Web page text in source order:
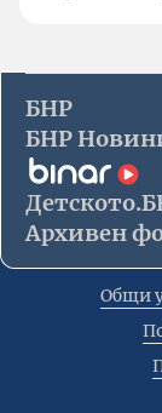
БНР
БНР
Архивен
Общи